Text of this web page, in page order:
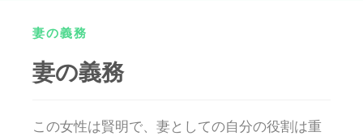
妻の義務
妻の義務
この女性は賢明で、妻としての自分の役割は重